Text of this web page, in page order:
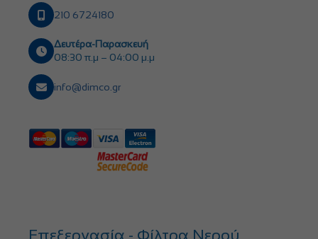
210 6724180
Δευτέρα-Παρασκευή
08:30 π.μ – 04:00 μ.μ
info@dimco.gr
Επεξεργασία - Φίλτρα Νερού